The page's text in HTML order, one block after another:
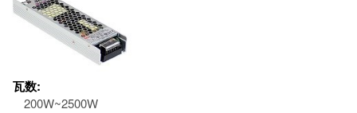
瓦数:
200W~2500W